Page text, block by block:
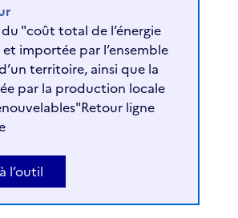
"coût total de l’énergie
importée par l’ensemble
territoire, ainsi que la
par la production locale
ligne
l’outil